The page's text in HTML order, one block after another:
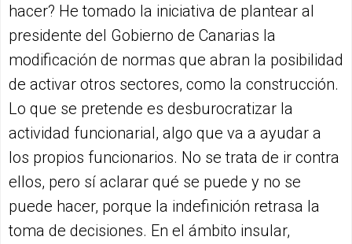
hacer? He tomado la iniciativa de plantear al
presidente del Gobierno de Canarias la
modificación de normas que abran la posibilidad
de activar otros sectores, como la construcción.
Lo que se pretende es desburocratizar la
actividad funcionarial, algo que va a ayudar a
los propios funcionarios. No se trata de ir contra
ellos, pero sí aclarar qué se puede y no se
puede hacer, porque la indefinición retrasa la
toma de decisiones. En el ámbito insular,